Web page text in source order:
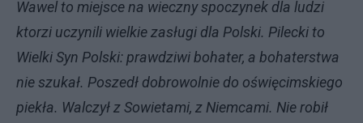
Wawel to miejsce na wieczny spoczynek dla ludzi
ktorzi uczynili wielkie zasługi dla Polski. Pilecki to
Wielki Syn Polski: prawdziwi bohater, a bohaterstwa
nie szukał. Poszedł dobrowolnie do oświęcimskiego
piekła. Walczył z Sowietami, z Niemcami. Nie robił